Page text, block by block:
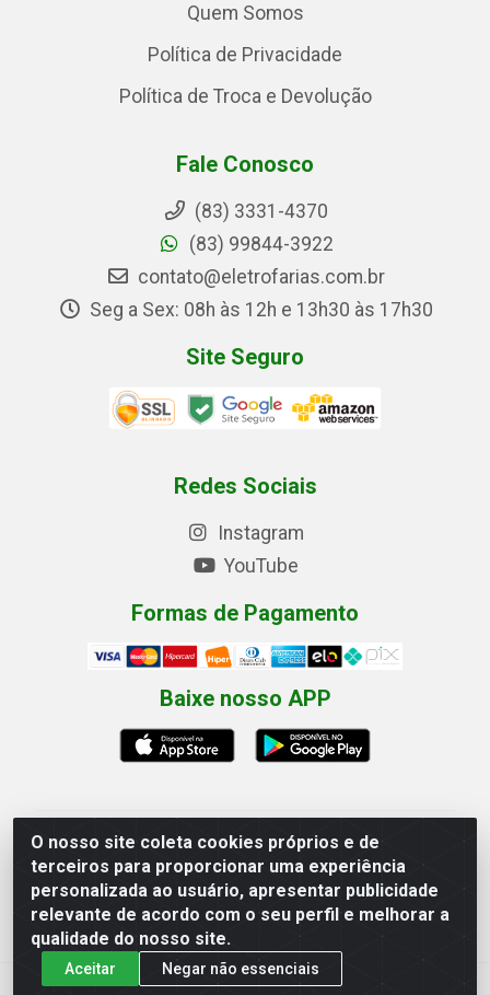
O nosso site coleta cookies próprios e de
terceiros para proporcionar uma experiência
personalizada ao usuário, apresentar publicidade
relevante de acordo com o seu perfil e melhorar a
qualidade do nosso site.
Aceitar
Negar não essenciais
Quem Somos
Política de Privacidade
Política de Troca e Devolução
Fale Conosco
(83) 3331-4370
(83) 99844-3922
contato@eletrofarias.com.br
Seg a Sex: 08h às 12h e 13h30 às 17h30
Site Seguro
Redes Sociais
Instagram
YouTube
Formas de Pagamento
Baixe nosso APP
Eletrofarias Materiais Eletricos - Av. Jorn. Assis
Chateaubriand, 2500 - Distrito Industrial, Campina
Grande/PB - CEP 58.410-062 - CNPJ 12.110.462/0001-
40